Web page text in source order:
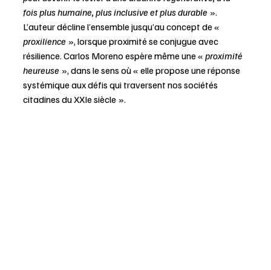
fois plus humaine, plus inclusive et plus durable ».
L’auteur décline l’ensemble jusqu’au concept de «
proxilience », lorsque proximité se conjugue avec
résilience. Carlos Moreno espère même une « proximité
heureuse », dans le sens où « elle propose une réponse
systémique aux défis qui traversent nos sociétés
citadines du XXIe siècle ».